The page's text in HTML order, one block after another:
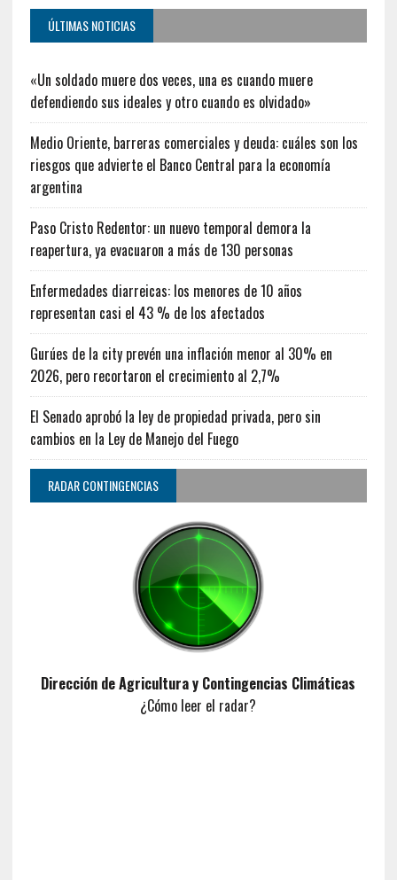
ÚLTIMAS NOTICIAS
«Un soldado muere dos veces, una es cuando muere
defendiendo sus ideales y otro cuando es olvidado»
Medio Oriente, barreras comerciales y deuda: cuáles son los
riesgos que advierte el Banco Central para la economía
argentina
Paso Cristo Redentor: un nuevo temporal demora la
reapertura, ya evacuaron a más de 130 personas
Enfermedades diarreicas: los menores de 10 años
representan casi el 43 % de los afectados
Gurúes de la city prevén una inflación menor al 30% en
2026, pero recortaron el crecimiento al 2,7%
El Senado aprobó la ley de propiedad privada, pero sin
cambios en la Ley de Manejo del Fuego
RADAR CONTINGENCIAS
Dirección de Agricultura y Contingencias Climáticas
¿Cómo leer el radar?